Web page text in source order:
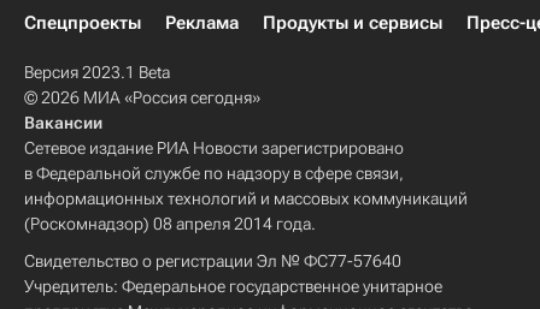
Спецпроекты
Реклама Продукты и сервисы Пресс-
Версия 2023.1 Beta
© 2026 МИА «Россия сегодня»
Вакансии
Сетевое издание РИА Новости зарегистрировано
в Федеральной службе по надзору в сфере связи,
информационных технологий и массовых коммуникаций
(Роскомнадзор) 08 апреля 2014 года.
Свидетельство о регистрации Эл № ФС77-57640
Учредитель: Федеральное государственное унитарное